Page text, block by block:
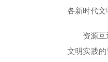
各新时代文
资源
文明实践